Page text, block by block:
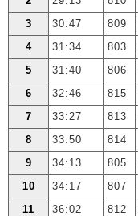
3
30:47 809
4
31:34 803
5
31:40 806
6
32:46 815
7
33:27 813
8
33:50 814
9
34:13 805
10
34:17 807
11
36:02 812